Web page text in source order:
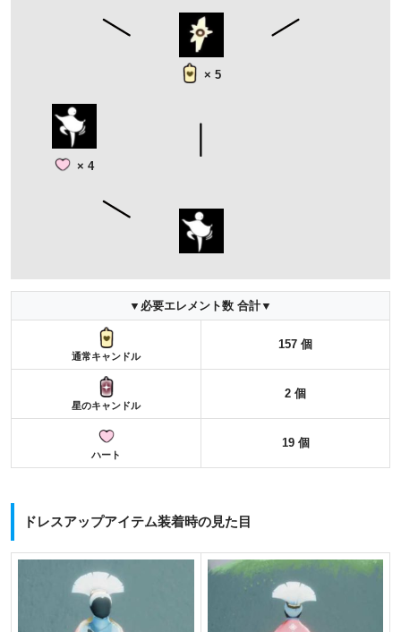
× 5
× 4
▼必要エレメント数 合計▼
通常キャンドル
157 個
星のキャンドル
2 個
ハート
19 個
ドレスアップアイテム装着時の見た目